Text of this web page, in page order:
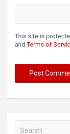
This site is
and Terms of